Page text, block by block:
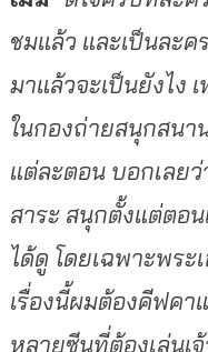
ชมแล้ว และเป็นละ
มาแล้วจะเป็นยังไง
ในกองถ่ายสนุกสนา
แต่ละตอน บอกเลย
สาระ สนุกตั้งแต่ตอ
ได้ดู โดยเฉพาะพระ
เรื่องนี้ผมต้องคีฟคา
หลายซีนที่ต้องเล่นเ